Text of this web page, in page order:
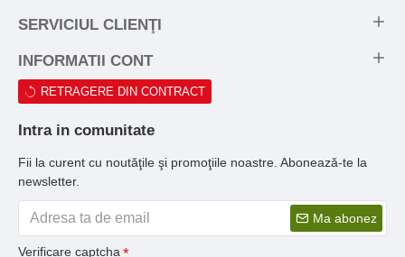
SERVICIUL CLIENŢI
INFORMATII CONT
RETRAGERE DIN CONTRACT
Intra in comunitate
Fii la curent cu noutăţile şi promoţiile noastre. Abonează-te la
newsletter.
Ma abonez
Verificare captcha